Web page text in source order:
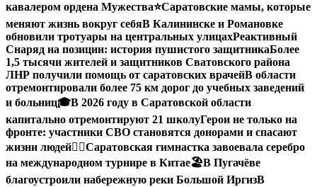
кавалером ордена Мужества⭐️Саратовские мамы, которые
меняют жизнь вокруг себяВ Калининске и Романовке
обновили тротуары на центральных улицахРеактивный
Снаряд на позиции: история пушистого защитникаБолее
1,5 тысячи жителей и защитников Сватовского района
ЛНР получили помощь от саратовских врачейВ области
отремонтировали более 75 км дорог до учебных заведений
и больниц🎓В 2026 году в Саратовской области
капитально отремонтируют 21 школуГерои не только на
фронте: участники СВО становятся донорами и спасают
жизни людей🤸‍♀️Саратовская гимнастка завоевала серебро
на международном турнире в Китае🏖В Пугачёве
благоустроили набережную реки Большой ИргизВ